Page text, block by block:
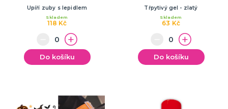
Upíří zuby s lepidlem
118 Kč
Skladem
Do košíku
Třpytivý gel - zlatý
63 Kč
Skladem
Do košíku